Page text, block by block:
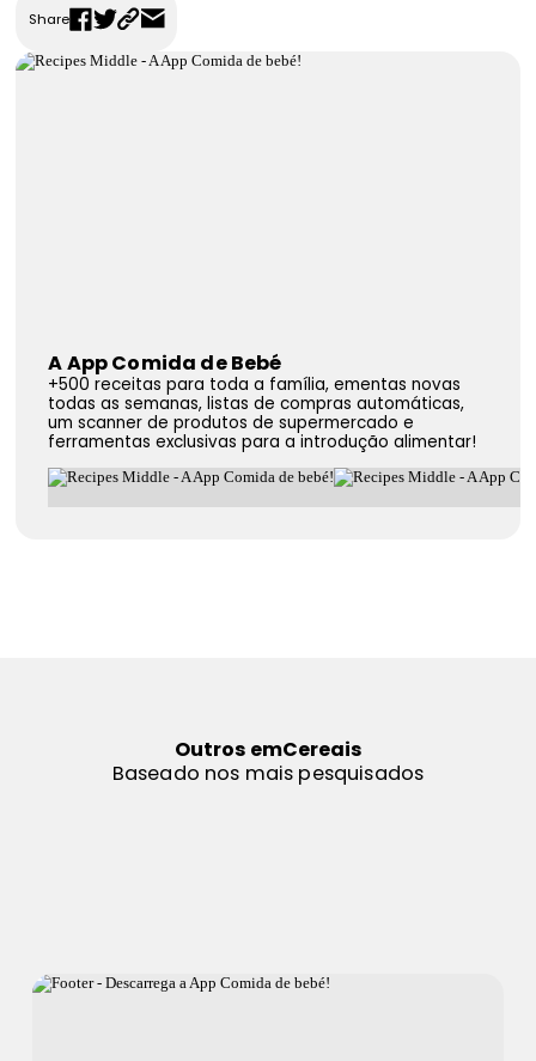
FAQS
Contactos
Share
A App Comida de Bebé
+500 receitas para toda a família, ementas novas
todas as semanas, listas de compras automáticas,
um scanner de produtos de supermercado e
ferramentas exclusivas para a introdução alimentar!
Outros emCereais
Baseado nos mais pesquisados